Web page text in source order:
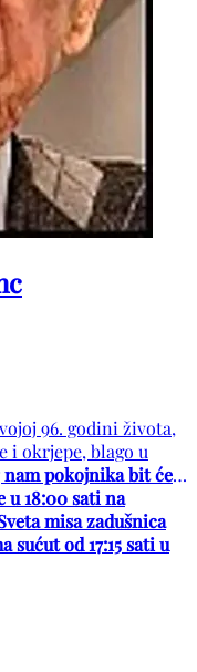
96. godini života,
i okrjepe, blago u
nam pokojnika bit će
u 18:00 sati na
misa zadušnica
od 17:15 sati u